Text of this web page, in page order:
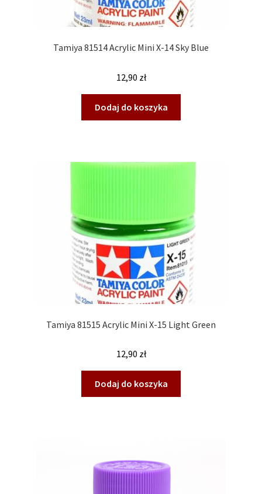
Tamiya 81514 Acrylic Mini X-14 Sky Blue
12,90 zł
Dodaj do koszyka
Tamiya 81515 Acrylic Mini X-15 Light Green
12,90 zł
Dodaj do koszyka